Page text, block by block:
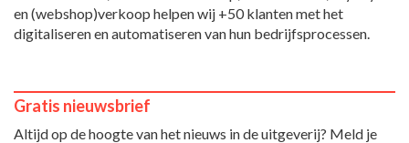
en (webshop)verkoop helpen wij +50 klanten met het
digitaliseren en automatiseren van hun bedrijfsprocessen.
Gratis nieuwsbrief
Altijd op de hoogte van het nieuws in de uitgeverij? Meld je